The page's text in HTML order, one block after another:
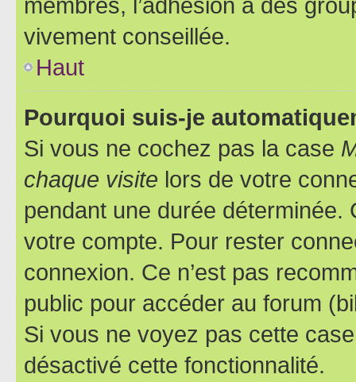
vivement conseillée.
Haut
Pourquoi suis-je
Si vous ne cochez pas la case
chaque visite lors de votre
pendant une durée déterminée.
votre compte. Pour rester
connexion. Ce n’est pas
public pour accéder au forum
Si vous ne voyez pas cette
désactivé cette fonctionnalité.